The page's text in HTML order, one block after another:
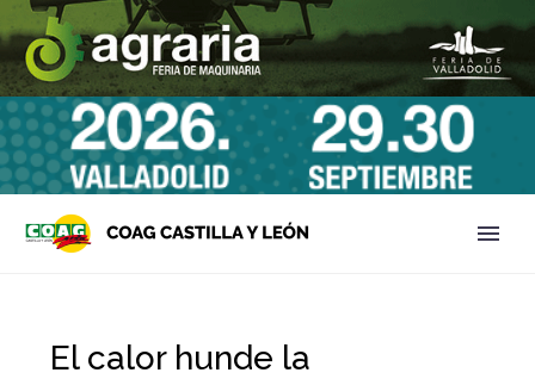
El calor hunde la